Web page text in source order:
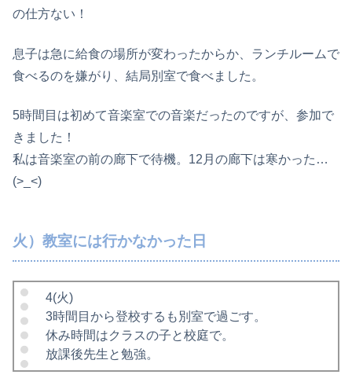
の仕方ない！
息子は急に給食の場所が変わったからか、ランチルームで
食べるのを嫌がり、結局別室で食べました。
5時間目は初めて音楽室での音楽だったのですが、参加で
きました！
私は音楽室の前の廊下で待機。12月の廊下は寒かった…
(>_<)
火）教室には行かなかった日
4(火)
3時間目から登校するも別室で過ごす。
休み時間はクラスの子と校庭で。
放課後先生と勉強。